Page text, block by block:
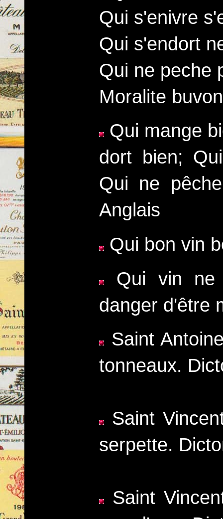
Qui s'enivre
Qui s'endort
Qui ne peche
Moralite
Qui mange
dort bien;
Qui ne
Anglais
Qui bon vin
Qui vin ne
danger d'être
Saint
tonneaux.
Saint
serpette.
Saint